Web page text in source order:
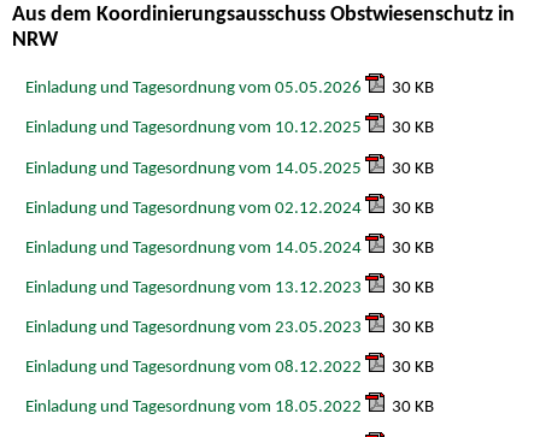
Aus dem Koordinierungsausschuss Obstwiesenschutz in
NRW
Einladung und Tagesordnung vom 05.05.2026 30 KB
Einladung und Tagesordnung vom 10.12.2025 30 KB
Einladung und Tagesordnung vom 14.05.2025 30 KB
Einladung und Tagesordnung vom 02.12.2024 30 KB
Einladung und Tagesordnung vom 14.05.2024 30 KB
Einladung und Tagesordnung vom 13.12.2023 30 KB
Einladung und Tagesordnung vom 23.05.2023 30 KB
Einladung und Tagesordnung vom 08.12.2022 30 KB
Einladung und Tagesordnung vom 18.05.2022 30 KB